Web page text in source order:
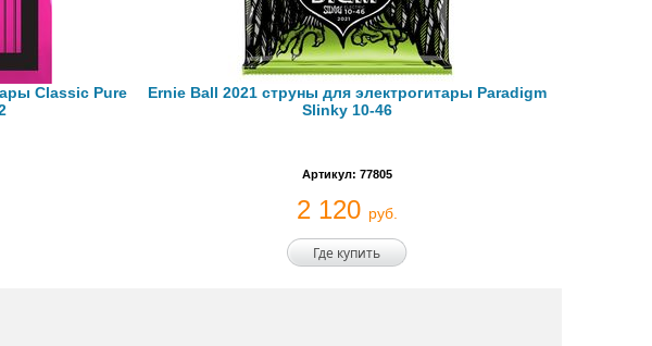
Classic Pure
Ernie Ball 2021 струны для электрогитары Paradigm
Slinky 10-46
Артикул: 77805
2 120 руб.
Где купить